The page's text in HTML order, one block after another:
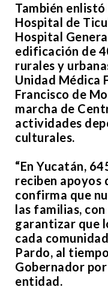
También
Hospital de
Hospital
edificación de
rurales y
Unidad Médica
Francisco de
marcha de
actividades
culturales.
“En Yucatán,
reciben apoyos
confirma que
las familias,
garantizar que
cada
Pardo, al
Gobernador
entidad.